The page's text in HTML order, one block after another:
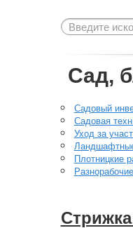
Сад,
Садовый
Садовая
Уход за
Плотницкие
Разнорабочие